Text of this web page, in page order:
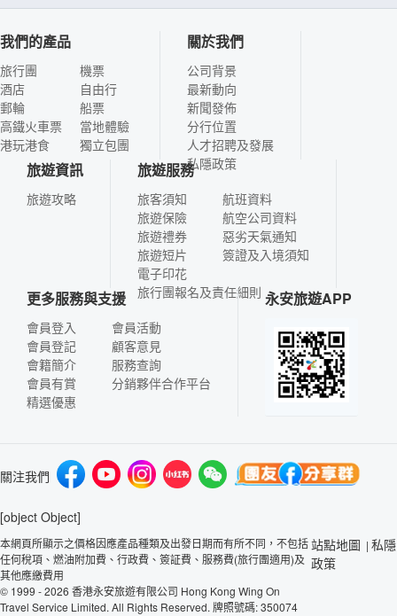
我們的產品
旅行團
酒店
郵輪
高鐵火車票
港玩港食
機票
自由行
船票
當地體驗
獨立包團
關於我們
公司背景
最新動向
新聞發佈
分行位置
人才招聘及發展
私隱政策
旅遊資訊
旅遊攻略
旅遊服務
旅客須知
旅遊保險
旅遊禮券
旅遊短片
電子印花
航班資料
航空公司資料
惡劣天氣通知
簽證及入境須知
旅行團報名及責任細則
更多服務與支援
會員登入
會員登記
會籍簡介
會員有賞
精選優惠
會員活動
顧客意見
服務查詢
分銷夥伴合作平台
永安旅遊APP
關注我們
[object Object]
本網頁所顯示之價格因應產品種類及出發日期而有所不同，不包括
任何稅項、燃油附加費、行政費、簽証費、服務費(旅行團適用)及
其他應繳費用
© 1999 - 2026 香港永安旅遊有限公司 Hong Kong Wing On
Travel Service Limited. All Rights Reserved. 牌照號碼: 350074
站點地圖 | 私隱
政策